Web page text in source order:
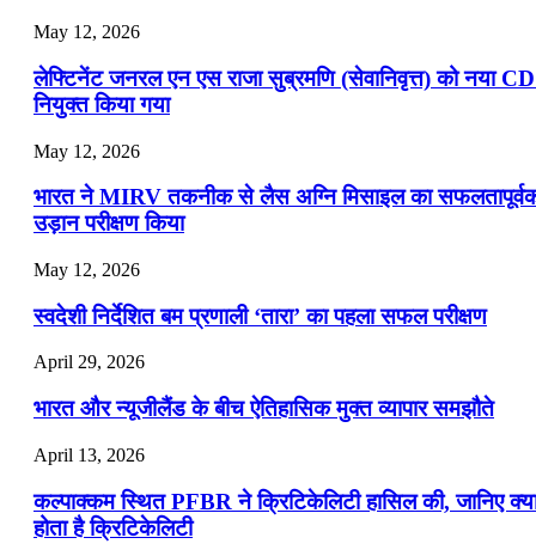
May 12, 2026
लेफ्टिनेंट जनरल एन एस राजा सुब्रमणि (सेवानिवृत्त) को नया
नियुक्त किया गया
May 12, 2026
भारत ने MIRV तकनीक से लैस अग्नि मिसाइल का
उड़ान परीक्षण किया
May 12, 2026
स्वदेशी निर्देशित बम प्रणाली ‘तारा’ का पहला सफल परीक्षण
April 29, 2026
भारत और न्यूजीलैंड के बीच ऐतिहासिक मुक्त व्यापार समझौते
April 13, 2026
कल्पाक्कम स्थित PFBR ने क्रिटिकेलिटी हासिल की, जानिए
होता है क्रिटिकेलिटी